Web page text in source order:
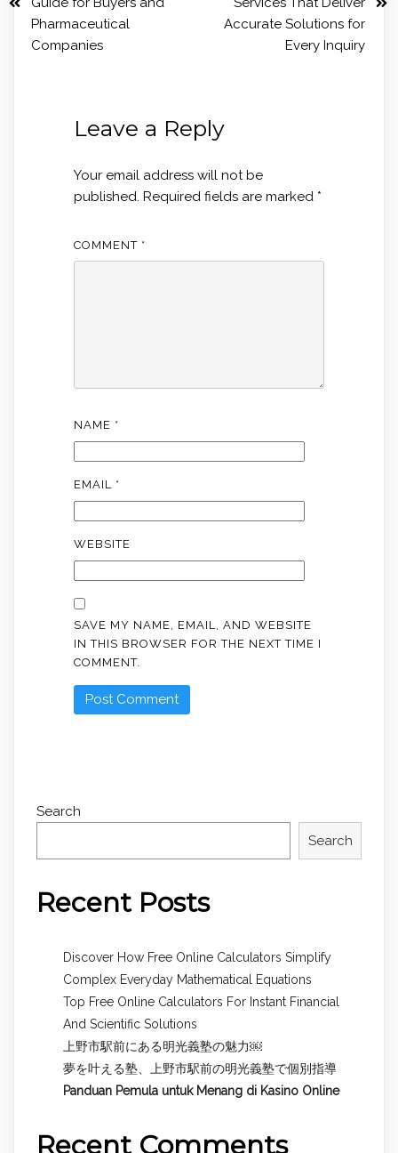
Pharmaceutical
Companies
Accurate Solutions for
Every Inquiry
Leave a Reply
Your email address will not be
published. Required fields are marked *
COMMENT *
NAME *
EMAIL *
WEBSITE
SAVE MY NAME, EMAIL, AND WEBSITE
IN THIS BROWSER FOR THE NEXT TIME I
COMMENT.
Search
Search
Recent Posts
Discover How Free Online Calculators Simplify
Complex Everyday Mathematical Equations
Top Free Online Calculators For Instant Financial
And Scientific Solutions
上野市駅前にある明光義塾の魅力￼
夢を叶える塾、上野市駅前の明光義塾で個別指導
Panduan Pemula untuk Menang di Kasino Online
Recent Comments